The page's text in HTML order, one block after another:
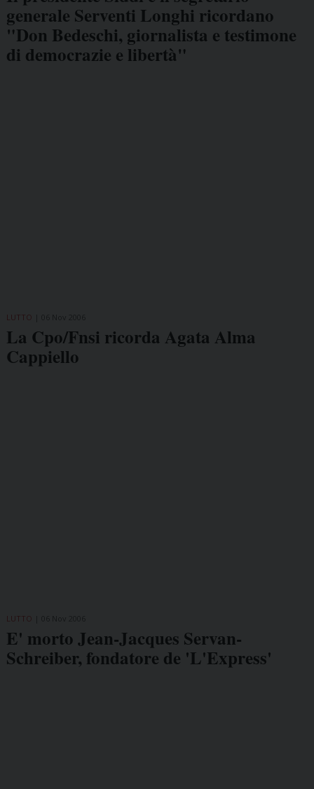
generale Serventi Longhi ricordano
"Don Bedeschi, giornalista e testimone
di democrazie e libertà"
LUTTO
La Cpo/Fnsi ricorda Agata Alma
Cappiello
LUTTO
E' morto Jean-Jacques Servan-
Schreiber, fondatore de 'L'Express'